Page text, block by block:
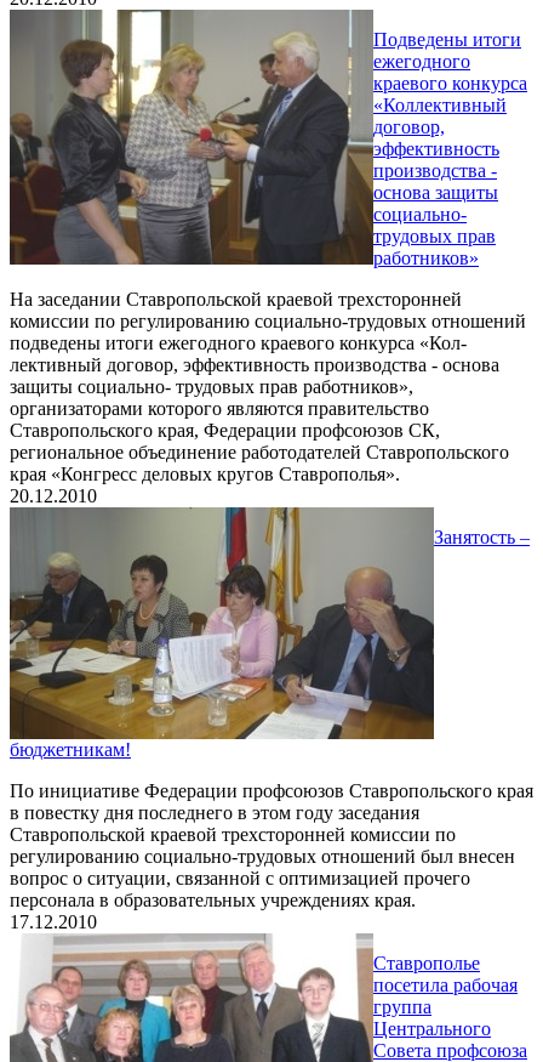
Подведены итоги
ежегодного
краевого конкурса
«Кол­лективный
договор,
эффективность
производства -
основа защиты
социально-
трудовых прав
работников»
На заседании Ставропольской краевой трехсторонней
комиссии по регулированию социально-трудовых отношений
подведены итоги ежегодного краевого конкурса «Кол­
лективный договор, эффективность производства - основа
защиты социально- трудовых прав работников»,
организаторами которого являются правительство
Ставропольского края, Федерации профсоюзов СК,
региональное объединение работодателей Ставропольского
края «Конгресс деловых кругов Ставрополья».
20.12.2010
Занятость –
бюджетникам!
По инициативе Федерации профсоюзов Ставропольского края
в повестку дня последнего в этом году заседания
Ставропольской краевой трехсторонней комиссии по
регулированию социально-трудовых отношений был внесен
вопрос о ситуации, связанной с оптимизацией прочего
персонала в образовательных учреждениях края.
17.12.2010
Ставрополье
посетила рабочая
группа
Центрального
Совета профсоюза